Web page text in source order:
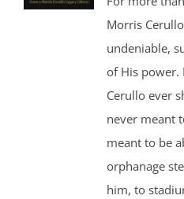
Morris
undeniable,
of His power.
Cerullo ever
never meant
meant to be
orphanage
him, to